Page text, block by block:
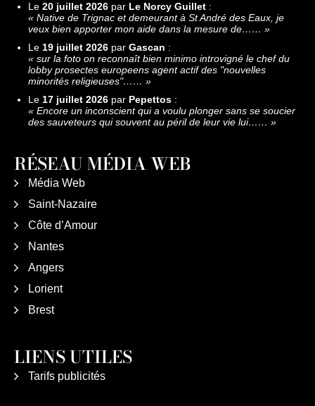
Le 20 juillet 2026 par Le Norcy Guillet :
« Native de Trignac et demeurant à St André des Eaux, je
veux bien apporter mon aide dans la mesure de…… »
Le 19 juillet 2026 par Gascan :
« sur la foto on reconnaît bien minimo introvigné le chef du
lobby prosectes europeens agent actif des "nouvelles
minorités religieuses"…… »
Le 17 juillet 2026 par Pepettos :
« Encore un inconscient qui a voulu plonger sans se soucier
des sauveteurs qui souvent au péril de leur vie lui…… »
RÉSEAU MÉDIA WEB
Média Web
Saint-Nazaire
Côte d’Amour
Nantes
Angers
Lorient
Brest
LIENS UTILES
Tarifs publicités